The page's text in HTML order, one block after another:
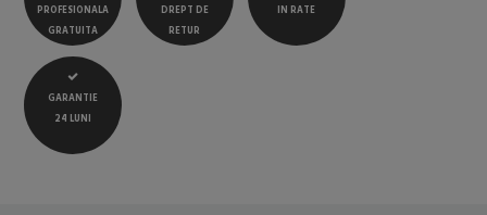
PROFESIONALA
GRATUITA
DREPT DE
RETUR
IN RATE
GARANTIE
24 LUNI